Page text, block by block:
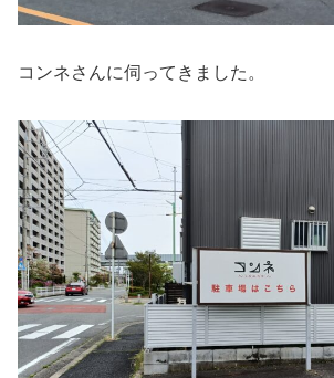
コンネさんに伺ってきました。